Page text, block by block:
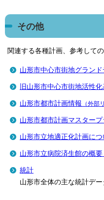
その他
関連する各種計画、参考して
山形市中心市街地グランド
旧山形市中心市街地活性
山形市都市計画情報 （外部
山形市都市計画マスター
山形市立地適正化計画につ
山形市立病院済生館の概要
統計
山形市全体の主な統計デー